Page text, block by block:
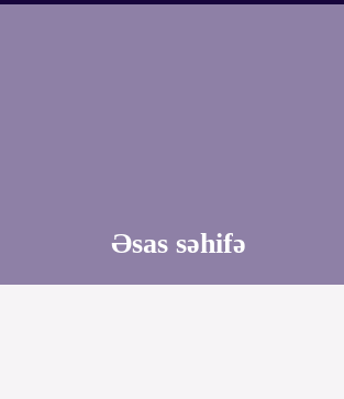
Əsas səhifə